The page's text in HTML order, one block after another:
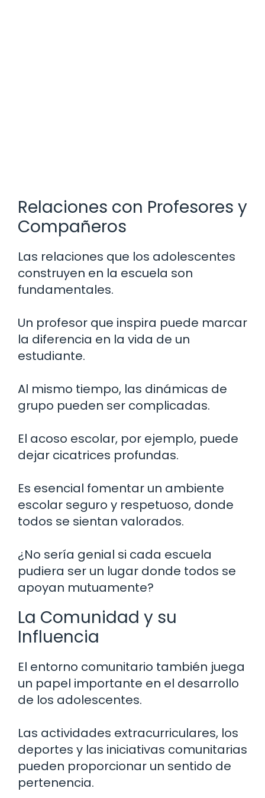
Relaciones con Profesores y
Compañeros
Las relaciones que los adolescentes
construyen en la escuela son
fundamentales.
Un profesor que inspira puede marcar
la diferencia en la vida de un
estudiante.
Al mismo tiempo, las dinámicas de
grupo pueden ser complicadas.
El acoso escolar, por ejemplo, puede
dejar cicatrices profundas.
Es esencial fomentar un ambiente
escolar seguro y respetuoso, donde
todos se sientan valorados.
¿No sería genial si cada escuela
pudiera ser un lugar donde todos se
apoyan mutuamente?
La Comunidad y su
Influencia
El entorno comunitario también juega
un papel importante en el desarrollo
de los adolescentes.
Las actividades extracurriculares, los
deportes y las iniciativas comunitarias
pueden proporcionar un sentido de
pertenencia.